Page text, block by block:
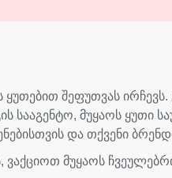
შეფუთვას
სააგენტო, მუყაოს ყუთი
და თქვენი
მუყაოს